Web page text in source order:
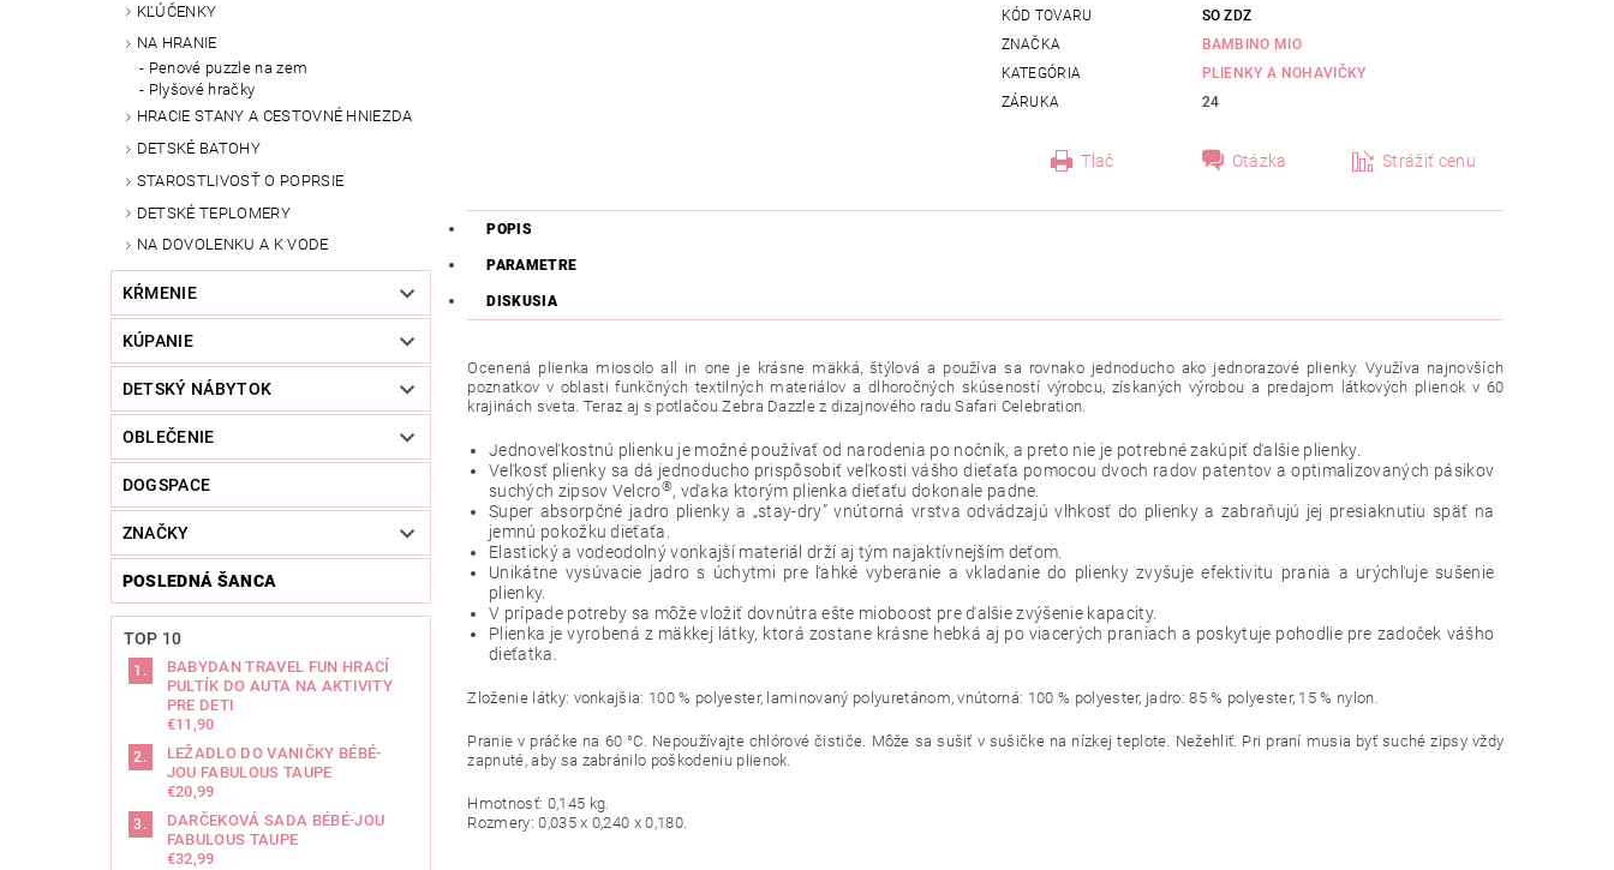
KĽÚČENKY
NA HRANIE
Penové puzzle na zem
Plyšové hračky
HRACIE STANY A CESTOVNÉ HNIEZDA
DETSKÉ BATOHY
STAROSTLIVOSŤ O POPRSIE
DETSKÉ TEPLOMERY
NA DOVOLENKU A K VODE
KŔMENIE
KÚPANIE
DETSKÝ NÁBYTOK
OBLEČENIE
DOGSPACE
ZNAČKY
POSLEDNÁ ŠANCA
TOP 10
BABYDAN TRAVEL FUN HRACÍ
PULTÍK DO AUTA NA AKTIVITY
PRE DETI
€11,90
LEŽADLO DO VANIČKY BÉBÉ-
JOU FABULOUS TAUPE
€20,99
DARČEKOVÁ SADA BÉBÉ-JOU
FABULOUS TAUPE
€32,99
KÓD TOVARU
SO ZDZ
ZNAČKA
BAMBINO MIO
KATEGÓRIA
PLIENKY A NOHAVIČKY
ZÁRUKA
24
Tlač Otázka Strážiť cenu
POPIS
PARAMETRE
DISKUSIA
Ocenená plienka miosolo all in one je krásne mäkká, štýlová a používa sa rovnako jednoducho ako jednorazové plienky. Využíva najnovších
poznatkov v oblasti funkčných textilných materiálov a dlhoročných skúseností výrobcu, získaných výrobou a predajom látkových plienok v 60
krajinách sveta. Teraz aj s potlačou Zebra Dazzle z dizajnového radu Safari Celebration.
Jednoveľkostnú plienku je možné používať od narodenia po nočník, a preto nie je potrebné zakúpiť ďalšie plienky.
Veľkosť plienky sa dá jednoducho prispôsobiť veľkosti vášho dieťaťa pomocou dvoch radov patentov a optimalizovaných pásikov
suchých zipsov Velcro®, vďaka ktorým plienka dieťaťu dokonale padne.
Super absorpčné jadro plienky a „stay-dry” vnútorná vrstva odvádzajú vlhkosť do plienky a zabraňujú jej presiaknutiu späť na
jemnú pokožku dieťaťa.
Elastický a vodeodolný vonkajší materiál drží aj tým najaktívnejším deťom.
Unikátne vysúvacie jadro s úchytmi pre ľahké vyberanie a vkladanie do plienky zvyšuje efektivitu prania a urýchľuje sušenie
plienky.
V prípade potreby sa môže vložiť dovnútra ešte mioboost pre ďalšie zvýšenie kapacity.
Plienka je vyrobená z mäkkej látky, ktorá zostane krásne hebká aj po viacerých praniach a poskytuje pohodlie pre zadoček vášho
dieťatka.
Zloženie látky: vonkajšia: 100 % polyester, laminovaný polyuretánom, vnútorná: 100 % polyester, jadro: 85 % polyester, 15 % nylon.
Pranie v práčke na 60 °C. Nepoužívajte chlórové čističe. Môže sa sušiť v sušičke na nízkej teplote. Nežehliť. Pri praní musia byť suché zipsy vždy
zapnuté, aby sa zabránilo poškodeniu plienok.
Hmotnosť: 0,145 kg.
Rozmery: 0,035 x 0,240 x 0,180.